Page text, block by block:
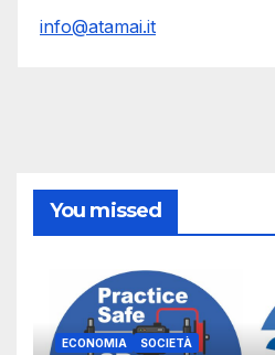
info@atamai.it
You missed
ECONOMIA SOCIETÀ